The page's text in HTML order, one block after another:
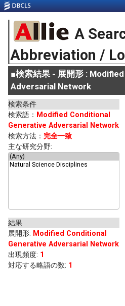
A
Abbreviation /
■検索結果 - 展開形 :
Adversarial Network
検索条件
検索語： Modified Conditional
Generative Adversarial Network
検索方法： 完全一致
主な研究分野:
結果
展開形: Modified Conditional
Generative Adversarial Network
出現頻度: 1
対応する略語の数: 1